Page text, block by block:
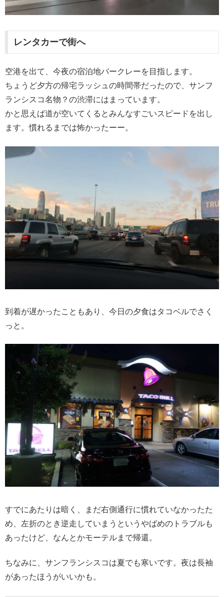
レンタカーで街へ
空港を出て、今夜の宿泊地バークレーを目指します。
ちょうど夕方の帰宅ラッシュの時間帯だったので、サンフ
ランシスコ名物？の渋滞にはまっています。
かと思えば道が空いてくるとみんなすごいスピードを出し
ます。慣れるまでは怖かったーー。
到着が遅かったこともあり、今日の夕食はタコベルでさく
っと。
すでにあたりは暗く、まだ右側通行に慣れていなかったた
め、左折のとき逆走していまうというやばめのトラブルも
あったけど、なんとかモーテルまで帰還。
ちなみに、サンフランシスコは夏でも寒いです。夜は長袖
があったほうがいいかも。